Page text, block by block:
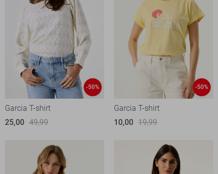
-50%
Garcia T-shirt
25,00 49,99
-50%
Garcia T-shirt
10,00 19,99